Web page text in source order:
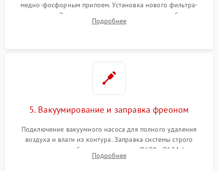
медно-фосфорным припоем. Установка нового фильтра-
осушителя. Замена изношенных вентиляторов обдува,
сломанных заслонок или поврежденных дверных петель.
Подробнее
5. Вакуумирование и заправка фреоном
Подключение вакуумного насоса для полного удаления
воздуха и влаги из контура. Заправка системы строго
дозированным объемом хладагента (R600a, R134a) по
электронным весам. Контроль рабочего давления в системе.
Подробнее